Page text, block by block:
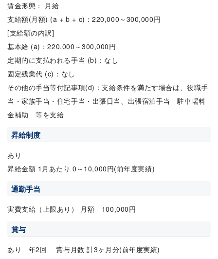
賃金形態： 月給
支給額(月額) (a + b + c)：220,000～300,000円
[支給額の内訳]
基本給 (a)：220,000～300,000円
定期的に支払われる手当 (b)：なし
固定残業代 (c)：なし
その他の手当等付記事項(d)：支給条件を満たす場合は、役職手
当・家族手当・住宅手当・出張日当、出張宿泊手当 駐車場料
金補助 等を支給
昇給制度
あり
昇給金額 1月あたり 0～10,000円(前年度実績)
通勤手当
実費支給（上限あり） 月額 100,000円
賞与
あり 年2回 賞与月数 計3ヶ月分(前年度実績)